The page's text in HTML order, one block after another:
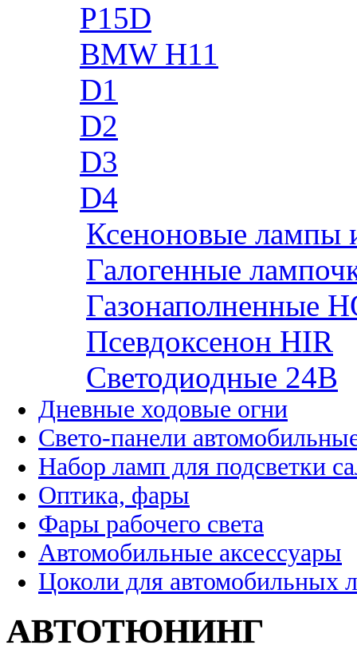
P15D
BMW H11
D1
D2
D3
D4
Ксеноновые лампы
Галогенные
Газонаполненные
Псевдоксенон HIR
Cветодиодные 24B
Дневные ходовые огни
Свето-панели
Набор ламп для подсветки
Оптика, фары
Фары рабочего света
Автомобильные аксессуары
Цоколи для автомобильных
АВТОТЮНИНГ